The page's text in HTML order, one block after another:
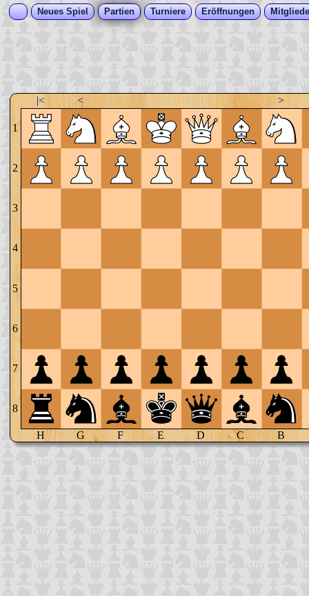
Neues Spiel Partien Turniere Eröffnungen
|< < >
1
2
3
4
5
6
7
8
H G F E D C B